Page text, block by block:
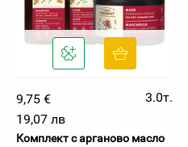
9,75 €
3.0т.
19,07 лв
Комплект с арганово масло